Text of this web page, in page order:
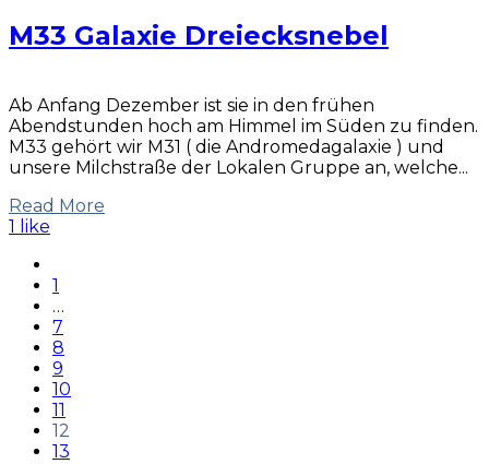
M33 Galaxie Dreiecksnebel
Ab Anfang Dezember ist sie in den frühen
Abendstunden hoch am Himmel im Süden zu finden.
M33 gehört wir M31 ( die Andromedagalaxie ) und
unsere Milchstraße der Lokalen Gruppe an, welche...
Read More
1 like
1
…
7
8
9
10
11
12
13